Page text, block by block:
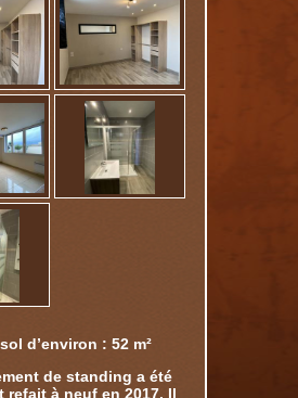
d’environ : 52 m²
de standing a été
refait à neuf en 2017. Il